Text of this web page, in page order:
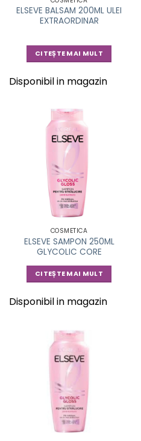
ELSEVE BALSAM 200ML ULEI
EXTRAORDINAR
CITEȘTE MAI MULT
Disponibil in magazin
COSMETICA
ELSEVE SAMPON 250ML
GLYCOLIC CORE
CITEȘTE MAI MULT
Disponibil in magazin